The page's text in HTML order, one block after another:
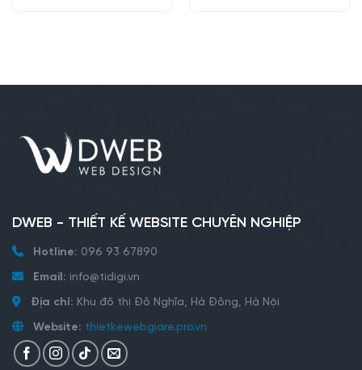
DWEB - THIẾT KẾ WEBSITE CHUYÊN NGHIỆP
Hotline: 096 93 67890
Email: info@tidigi.vn
Địa chỉ: Khu đô thị Đô Nghĩa, Hà Đông, Hà Nội
Website: thietkewebgiare.pro.vn